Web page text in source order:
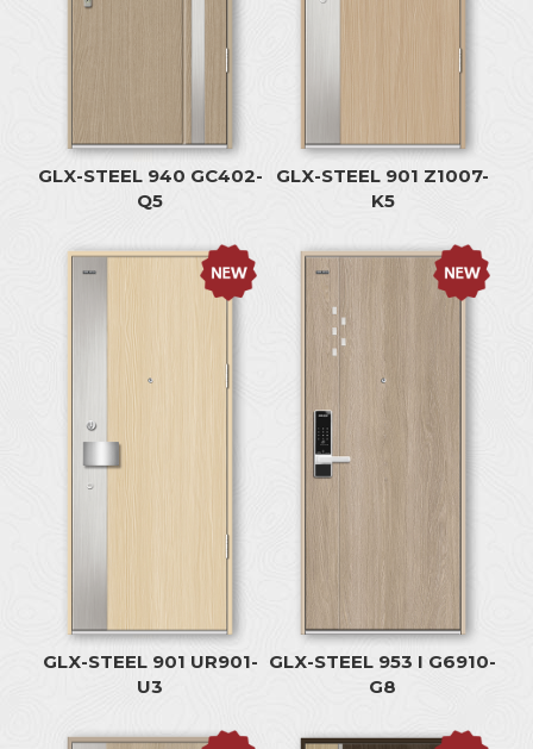
GLX-STEEL 940 GC402-
Q5
GLX-STEEL 901 Z1007-
K5
GLX-STEEL 901 UR901-
U3
GLX-STEEL 953 I G6910-
G8